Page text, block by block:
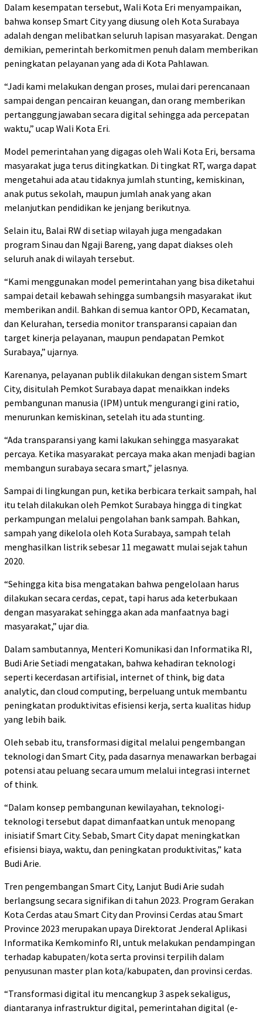
Dalam kesempatan tersebut, Wali Kota Eri menyampaikan,
bahwa konsep Smart City yang diusung oleh Kota Surabaya
adalah dengan melibatkan seluruh lapisan masyarakat. Dengan
demikian, pemerintah berkomitmen penuh dalam memberikan
peningkatan pelayanan yang ada di Kota Pahlawan.
“Jadi kami melakukan dengan proses, mulai dari perencanaan
sampai dengan pencairan keuangan, dan orang memberikan
pertanggungjawaban secara digital sehingga ada percepatan
waktu,” ucap Wali Kota Eri.
Model pemerintahan yang digagas oleh Wali Kota Eri, bersama
masyarakat juga terus ditingkatkan. Di tingkat RT, warga dapat
mengetahui ada atau tidaknya jumlah stunting, kemiskinan,
anak putus sekolah, maupun jumlah anak yang akan
melanjutkan pendidikan ke jenjang berikutnya.
Selain itu, Balai RW di setiap wilayah juga mengadakan
program Sinau dan Ngaji Bareng, yang dapat diakses oleh
seluruh anak di wilayah tersebut.
“Kami menggunakan model pemerintahan yang bisa diketahui
sampai detail kebawah sehingga sumbangsih masyarakat ikut
memberikan andil. Bahkan di semua kantor OPD, Kecamatan,
dan Kelurahan, tersedia monitor transparansi capaian dan
target kinerja pelayanan, maupun pendapatan Pemkot
Surabaya,” ujarnya.
Karenanya, pelayanan publik dilakukan dengan sistem Smart
City, disitulah Pemkot Surabaya dapat menaikkan indeks
pembangunan manusia (IPM) untuk mengurangi gini ratio,
menurunkan kemiskinan, setelah itu ada stunting.
“Ada transparansi yang kami lakukan sehingga masyarakat
percaya. Ketika masyarakat percaya maka akan menjadi bagian
membangun surabaya secara smart,” jelasnya.
Sampai di lingkungan pun, ketika berbicara terkait sampah, hal
itu telah dilakukan oleh Pemkot Surabaya hingga di tingkat
perkampungan melalui pengolahan bank sampah. Bahkan,
sampah yang dikelola oleh Kota Surabaya, sampah telah
menghasilkan listrik sebesar 11 megawatt mulai sejak tahun
2020.
“Sehingga kita bisa mengatakan bahwa pengelolaan harus
dilakukan secara cerdas, cepat, tapi harus ada keterbukaan
dengan masyarakat sehingga akan ada manfaatnya bagi
masyarakat,” ujar dia.
Dalam sambutannya, Menteri Komunikasi dan Informatika RI,
Budi Arie Setiadi mengatakan, bahwa kehadiran teknologi
seperti kecerdasan artifisial, internet of think, big data
analytic, dan cloud computing, berpeluang untuk membantu
peningkatan produktivitas efisiensi kerja, serta kualitas hidup
yang lebih baik.
Oleh sebab itu, transformasi digital melalui pengembangan
teknologi dan Smart City, pada dasarnya menawarkan berbagai
potensi atau peluang secara umum melalui integrasi internet
of think.
“Dalam konsep pembangunan kewilayahan, teknologi-
teknologi tersebut dapat dimanfaatkan untuk menopang
inisiatif Smart City. Sebab, Smart City dapat meningkatkan
efisiensi biaya, waktu, dan peningkatan produktivitas,” kata
Budi Arie.
Tren pengembangan Smart City, Lanjut Budi Arie sudah
berlangsung secara signifikan di tahun 2023. Program Gerakan
Kota Cerdas atau Smart City dan Provinsi Cerdas atau Smart
Province 2023 merupakan upaya Direktorat Jenderal Aplikasi
Informatika Kemkominfo RI, untuk melakukan pendampingan
terhadap kabupaten/kota serta provinsi terpilih dalam
penyusunan master plan kota/kabupaten, dan provinsi cerdas.
“Transformasi digital itu mencangkup 3 aspek sekaligus,
diantaranya infrastruktur digital, pemerintahan digital (e-